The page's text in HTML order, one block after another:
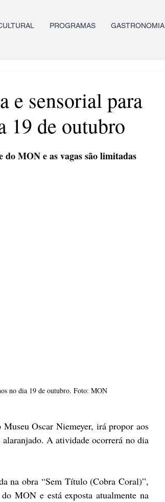
PROGRAMAS GASTRONOMIA
e sensorial para
19 de outubro
MON e as vagas são limitadas
no dia 19 de outubro. Foto: MON
Oscar Niemeyer, irá propor aos
A atividade ocorrerá no dia
na obra “Sem Título (Cobra Coral)”,
MON e está exposta atualmente na